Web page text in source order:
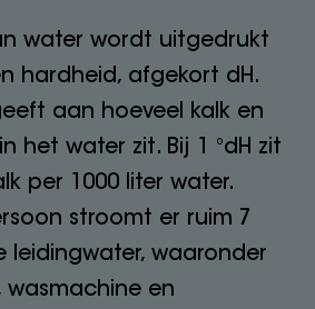
water wordt uitgedrukt
hardheid, afgekort dH.
aan hoeveel kalk en
het water zit. Bij 1 °dH zit
per 1000 liter water.
stroomt er ruim 7
leidingwater, waaronder
en